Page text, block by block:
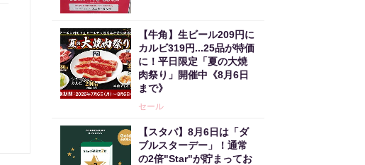
【牛角】生ビール209円に
カルビ319円...25品が特価
に！平日限定「夏の大焼
肉祭り」開催中《8月6日
まで》
セール
【スタバ】8月6日は「ダ
ブルスターデー」！通常
の2倍"Star"が貯まってお